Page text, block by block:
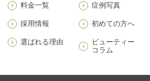
料金一覧 症例写真
採用情報 初めての方へ
選ばれる理由
ビューティー
コラム